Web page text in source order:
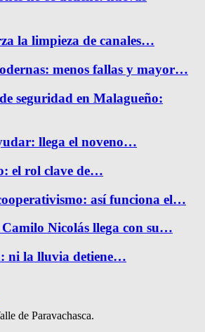
la limpieza de canales…
menos fallas y mayor…
seguridad en Malagueño:
llega el noveno…
el rol clave de…
así funciona el…
Camilo Nicolás llega con su…
ni la lluvia detiene…
de Paravachasca.